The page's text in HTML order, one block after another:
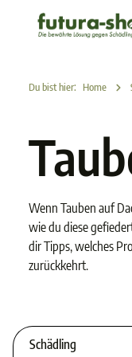
springen
Du bist hier: Home
Wenn Tauben auf
wie du diese
dir Tipps, welches
zurückkehrt.
Schädling